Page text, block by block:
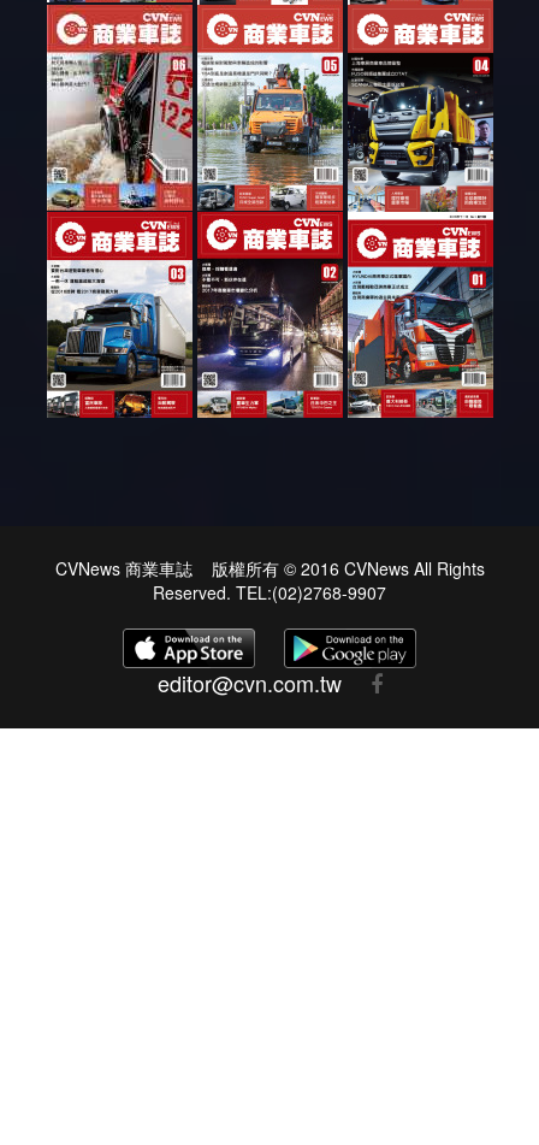
CVNews 商業車誌 版權所有 © 2016 CVNews All Rights
Reserved. TEL:(02)2768-9907
editor@cvn.com.tw